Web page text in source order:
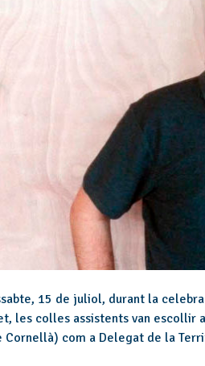
15 de juliol, durant la
les colles assistents van escollir
Cornellà) com a Delegat de la